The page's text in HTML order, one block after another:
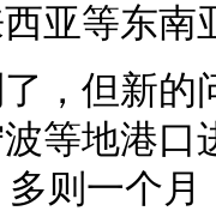
亚等东南
，但新
等地港口
则一个